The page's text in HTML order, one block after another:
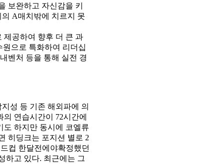
보완하고 자신감을 키
A매치밖에 치르지 못
제공하여 향후 더 큰 과
으로 특화하여 리더십
벤처 등을 통해 실전 경
성 등 기존 해외파에 의
연습시간이 72시간에
도 하지만 동시에 코엘류
히딩크는 포지션 별로 2
컵 한달전에야확정했던
하고 있다. 최근에는 그